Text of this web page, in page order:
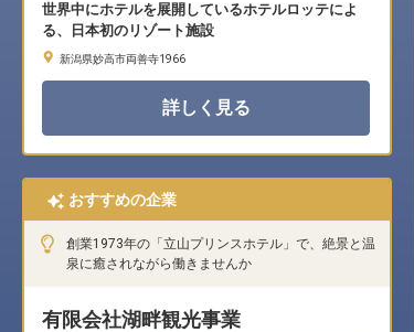
世界中にホテルを展開しているホテルロッテによ
る、日本初のリゾート施設
新潟県妙高市両善寺1966
詳しく見る
おすすめの企業
創業1973年の「立山プリンスホテル」で、絶景と温
泉に癒されながら働きませんか
有限会社湖畔観光事業